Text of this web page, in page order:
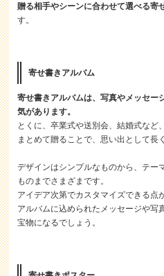
贈る相手やシーンに合わせて選べる寄
す。
寄せ書きアルバム
寄せ書きアルバムは、写真やメッセー
気があります。
とくに、卒業式や送別会、結婚式など
まとめて贈ることで、思い出として長
デザインはシンプルなものから、テー
ものまでさまざまです。
アイデア次第でカスタマイズできる点
アルバムに込められたメッセージや写
宝物になるでしょう。